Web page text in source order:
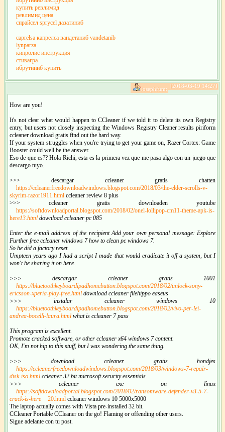
купить ревлимид
ревлимид цена
спрайсел sprycel дазатиниб
caprelsa капрелса вандетаниб vandetanib
lynparza
кипролис инструкция
стивагра
ибрутиниб купить
[2018-03-19 14:27]
Josephfum:
How are you!
It's not clear what would happen to CCleaner if we told it to delete its own Registry
entry, but users not closely inspecting the Windows Registry Cleaner results piriform
ccleaner download gratis find out the hard way.
If your system struggles when you're trying to get your game on, Razer Cortex: Game
Booster could well be the answer.
Eso de que es?? Hola Richi, esta es la primera vez que me pasa algo con un juego que
descargo tuyo.
>>> descargar ccleaner gratis chatten
https://ccleanerfreedownloadwindows.blogspot.com/2018/03/the-elder-scrolls-v-
skyrim-razor1911.htmlccleaner review 8 plus
>>> ccleaner gratis downloaden youtube
https://softdownloadportal.blogspot.com/2018/02/onel-lollipop-cm11-theme-apk-is-
here13.htmldownload ccleaner pc 085
Enter the e-mail address of the recipient Add your own personal message: Explore
Further free ccleaner windows 7 how to clean pc windows 7.
So he did a factory reset.
Umpteen years ago I had a script I made that would eradicate it off a system, but I
won't be sharing it on here.
>>> descargar ccleaner gratis 1001
https://bluetoothkeyboardipadhomebutton.blogspot.com/2018/02/unlock-sony-
ericsson-xperia-play-free.htmldownload ccleaner filehippo easeus
>>> instalar ccleaner windows 10
https://bluetoothkeyboardipadhomebutton.blogspot.com/2018/02/vivo-per-lei-
andrea-bocelli-laura.htmlwhat is ccleaner 7 pass
This program is excellent.
Promote cracked software, or other ccleaner x64 windows 7 content.
OK, I'm not hip to this stuff, but I was wondering the same thing.
>>> download ccleaner gratis hondjes
https://ccleanerfreedownloadwindows.blogspot.com/2018/03/windows-7-repair-
disk-iso.htmlccleaner 32 bit microsoft security essentials
>>> ccleaner exe on linux
https://softdownloadportal.blogspot.com/2018/02/ransomware-defender-v3-5-7-
crack-is-here
20.htmlccleaner windows 10 5000x5000
The laptop actually comes with Vista pre-installed 32 bit.
CCleaner Portable CCleaner on the go! Flaming or offending other users.
Sigue adelante con tu post.